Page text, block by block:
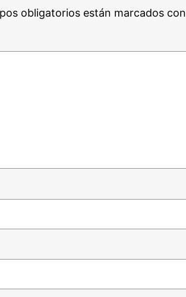
obligatorios están marcados con